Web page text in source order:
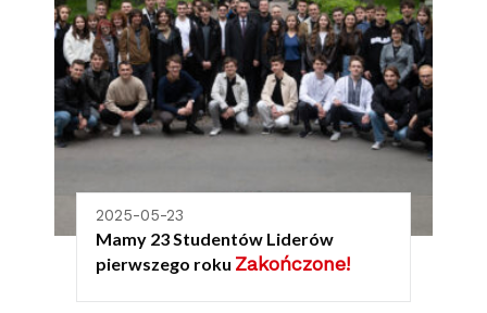
2025-05-23
Mamy 23 Studentów Liderów
pierwszego roku Zakończone!